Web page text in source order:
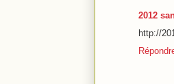
2012
http://